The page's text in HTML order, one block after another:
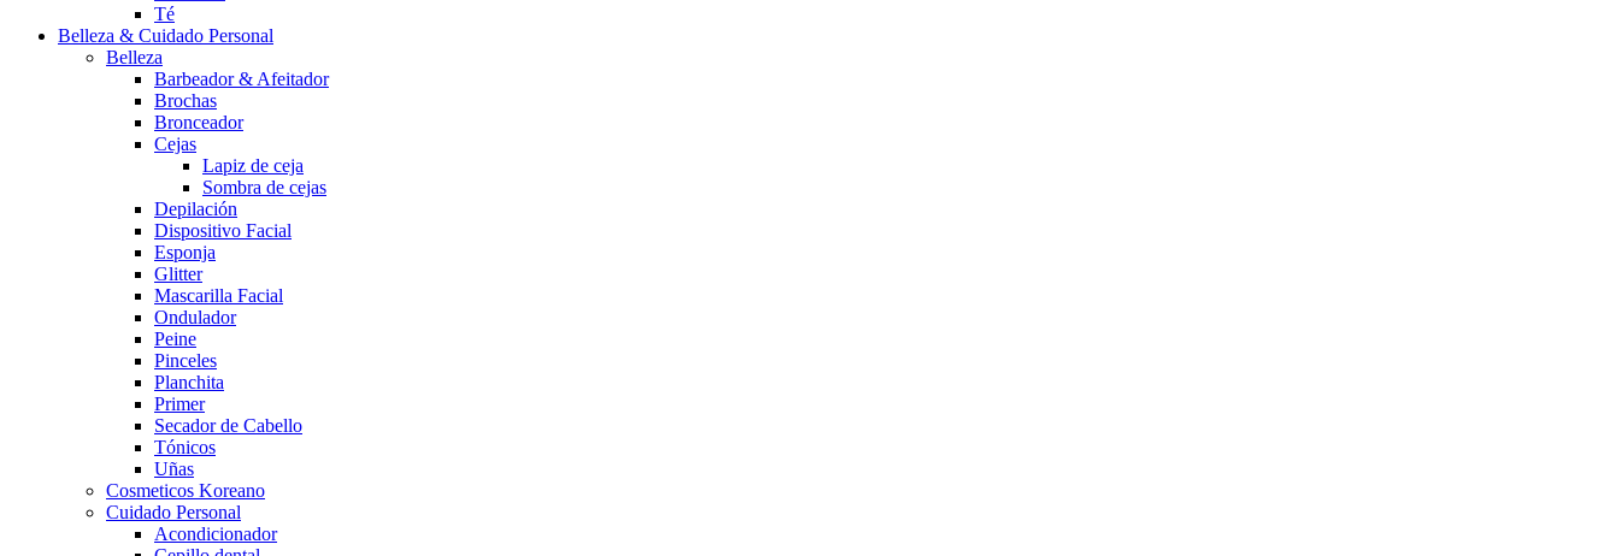
Té
Belleza & Cuidado Personal
Belleza
Barbeador & Afeitador
Brochas
Bronceador
Cejas
Lapiz de ceja
Sombra de cejas
Depilación
Dispositivo Facial
Esponja
Glitter
Mascarilla Facial
Ondulador
Peine
Pinceles
Planchita
Primer
Secador de Cabello
Tónicos
Uñas
Cosmeticos Koreano
Cuidado Personal
Acondicionador